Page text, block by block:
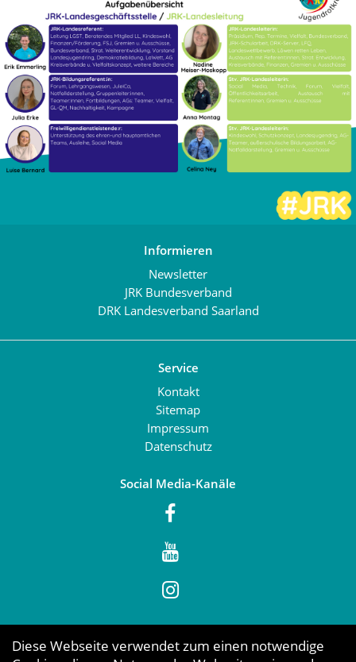
Informieren
Newsletter
JRK Bundesverband
DRK Landesverband Saarland
Service
Kontakt
Sitemap
Impressum
Datenschutz
Social Media-Kanäle
Diese Webseite verwendet zum einen notwendige